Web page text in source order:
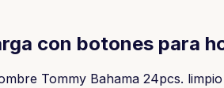
con botones para
Tommy Bahama 24pcs.